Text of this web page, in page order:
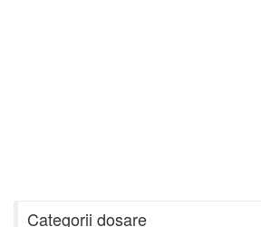
Categorii dosare